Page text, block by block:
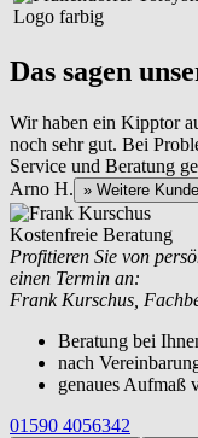
Das sagen
Wir haben ein Kipptor
noch sehr gut. Bei
Service und Beratung
Arno H. » Weitere
Kostenfreie Beratung
Profitieren Sie von
einen Termin an:
Frank Kurschus,
Beratung bei
nach
genaues Aufmaß
01590 4056342